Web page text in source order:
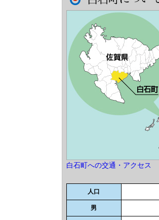
白石町への交通・アクセス
人口
男